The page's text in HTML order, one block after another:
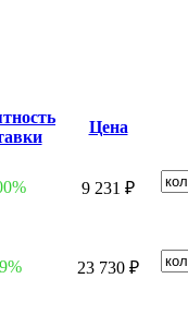
Цена
9 231 ₽
23 730 ₽